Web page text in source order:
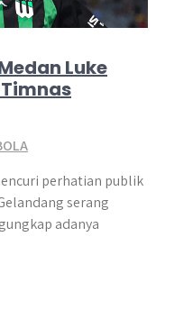
Luke
perhatian publik
serang
adanya